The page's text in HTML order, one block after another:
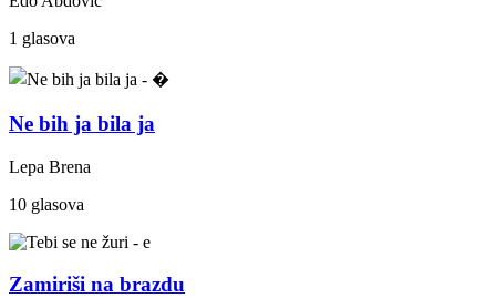
1 glasova
Ne bih ja bila ja
Lepa Brena
10 glasova
Zamiriši na brazdu